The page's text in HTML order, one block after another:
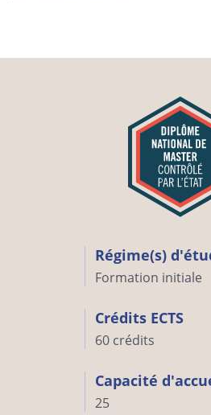
Régime(s)
Formation initiale
Crédits ECTS
60 crédits
Capacité
25